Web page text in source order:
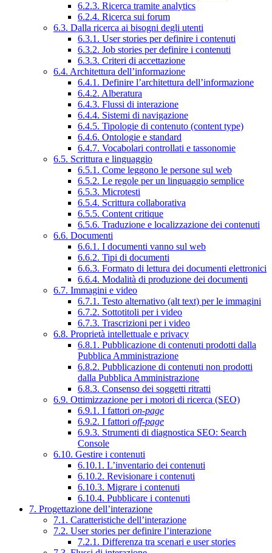
6.2.3. Ricerca tramite analytics
6.2.4. Ricerca sui forum
6.3. Dalla ricerca ai bisogni degli utenti
6.3.1. User stories per definire i contenuti
6.3.2. Job stories per definire i contenuti
6.3.3. Criteri di accettazione
6.4. Architettura dell’informazione
6.4.1. Definire l’architettura dell’informazione
6.4.2. Alberatura
6.4.3. Flussi di interazione
6.4.4. Sistemi di navigazione
6.4.5. Tipologie di contenuto (content type)
6.4.6. Ontologie e standard
6.4.7. Vocabolari controllati e tassonomie
6.5. Scrittura e linguaggio
6.5.1. Come leggono le persone sul web
6.5.2. Le regole per un linguaggio semplice
6.5.3. Microtesti
6.5.4. Scrittura collaborativa
6.5.5. Content critique
6.5.6. Traduzione e localizzazione dei contenuti
6.6. Documenti
6.6.1. I documenti vanno sul web
6.6.2. Tipi di documenti
6.6.3. Formato di lettura dei documenti elettronici
6.6.4. Modalità di produzione dei documenti
6.7. Immagini e video
6.7.1. Testo alternativo (alt text) per le immagini
6.7.2. Sottotitoli per i video
6.7.3. Trascrizioni per i video
6.8. Proprietà intellettuale e privacy
6.8.1. Pubblicazione di contenuti prodotti dalla
Pubblica Amministrazione
6.8.2. Pubblicazione di contenuti non prodotti
dalla Pubblica Amministrazione
6.8.3. Consenso dei soggetti ritratti
6.9. Ottimizzazione per i motori di ricerca (SEO)
6.9.1. I fattori on-page
6.9.2. I fattori off-page
6.9.3. Strumenti di diagnostica SEO: Search
Console
6.10. Gestire i contenuti
6.10.1. L’inventario dei contenuti
6.10.2. Revisionare i contenuti
6.10.3. Migrare i contenuti
6.10.4. Pubblicare i contenuti
7. Progettazione dell’interazione
7.1. Caratteristiche dell’interazione
7.2. User stories per definire l’interazione
7.2.1. Differenza tra scenari e user stories